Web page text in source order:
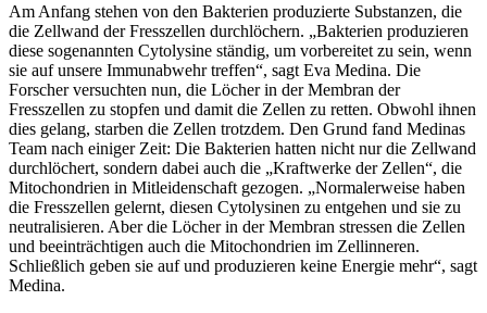
Am Anfang stehen von den Bakterien produzierte Substanzen, die
die Zellwand der Fresszellen durchlöchern. „Bakterien produzieren
diese sogenannten Cytolysine ständig, um vorbereitet zu sein, wenn
sie auf unsere Immunabwehr treffen“, sagt Eva Medina. Die
Forscher versuchten nun, die Löcher in der Membran der
Fresszellen zu stopfen und damit die Zellen zu retten. Obwohl ihnen
dies gelang, starben die Zellen trotzdem. Den Grund fand Medinas
Team nach einiger Zeit: Die Bakterien hatten nicht nur die Zellwand
durchlöchert, sondern dabei auch die „Kraftwerke der Zellen“, die
Mitochondrien in Mitleidenschaft gezogen. „Normalerweise haben
die Fresszellen gelernt, diesen Cytolysinen zu entgehen und sie zu
neutralisieren. Aber die Löcher in der Membran stressen die Zellen
und beeinträchtigen auch die Mitochondrien im Zellinneren.
Schließlich geben sie auf und produzieren keine Energie mehr“, sagt
Medina.